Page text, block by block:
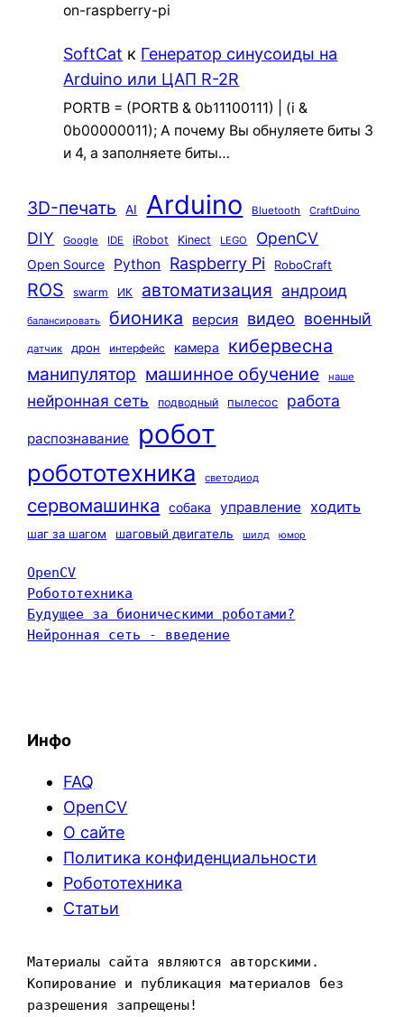
on-raspberry-pi
SoftCat к Генератор синусоиды на
Arduino или ЦАП R-2R
PORTB = (PORTB & 0b11100111) | (i &
0b00000011); А почему Вы обнуляете биты 3
и 4, а заполняете биты…
3D-печать AI Arduino Bluetooth CraftDuino
DIY Google IDE iRobot Kinect LEGO OpenCV
Open Source Python Raspberry Pi RoboCraft
ROS swarm ИК автоматизация андроид
балансировать бионика версия видео военный
датчик дрон интерфейс камера кибервесна
манипулятор машинное обучение наше
нейронная сеть подводный пылесос работа
распознавание робот
робототехника светодиод
сервомашинка собака управление ходить
шаг за шагом шаговый двигатель шилд юмор
OpenCV
Робототехника
Будущее за бионическими роботами?
Нейронная сеть - введение
Инфо
FAQ
OpenCV
О сайте
Политика конфиденциальности
Робототехника
Статьи
Материалы сайта являются авторскими.
Копирование и публикация материалов без
разрешения запрещены!